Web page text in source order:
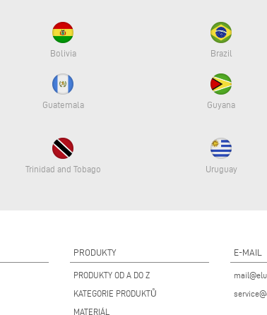
Bolivia Brazil
Guatemala Guyana
Trinidad and Tobago Uruguay
PRODUKTY
PRODUKTY OD A DO Z
KATEGORIE PRODUKTŮ
MATERIÁL
E-MAIL